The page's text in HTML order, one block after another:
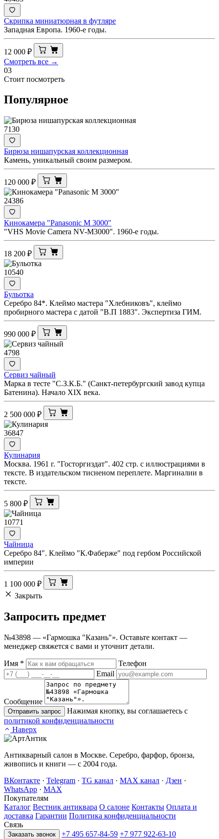
Скрипка миниатюрная в футляре
Западная Европа. 1960-е годы.
12 000 ₽
Смотреть все →
03
Стоит посмотреть
Популярное
7130
Бирюза нишапурская коллекционная
Камень, уникальный своим размером.
120 000 ₽
24386
Кинокамера "Panasonic M 3000"
"VHS Movie Camera NV-M3000". 1960-е годы.
18 200 ₽
10540
Бульотка
Серебро 84*. Клеймо мастера "Хлебниковъ", клеймо
пробирного мастера с датой "В.П 1883". Экспертиза ГИМ.
990 000 ₽
4798
Сервиз чайный
Марка в тесте "С.З.К.Б." (Санкт-петербургский завод купца
Батенина). Начало XIX века.
2 500 000 ₽
36847
Кулинария
Москва. 1961 г. "Госторгиздат". 402 стр. с иллюстрациями в
тексте. В издательском тисненом переплете. Маргиналии в
тексте.
5 800 ₽
10771
Чайница
Серебро 84". Клеймо "К.Фаберже" под гербом Российской
империи
1 100 000 ₽
Закрыть
Запросить предмет
№43898 — «Гармошка "Казань"». Оставьте контакт —
менеджер свяжется с вами и уточнит детали.
Имя *
Телефон
Email
Сообщение
Отправить запрос
Нажимая кнопку, вы соглашаетесь с
политикой конфиденциальности
Наверх
Антикварный салон в Москве. Серебро, фарфор, бронза,
живопись и книги — с 2004 года.
ВКонтакте · Telegram · TG канал · MAX канал · Дзен ·
WhatsApp · MAX
Покупателям
Каталог Вестник антиквара О салоне Контакты Оплата и
доставка Гарантии Политика конфиденциальности
Связь
Заказать звонок +7 495 657-84-59 +7 977 922-63-10